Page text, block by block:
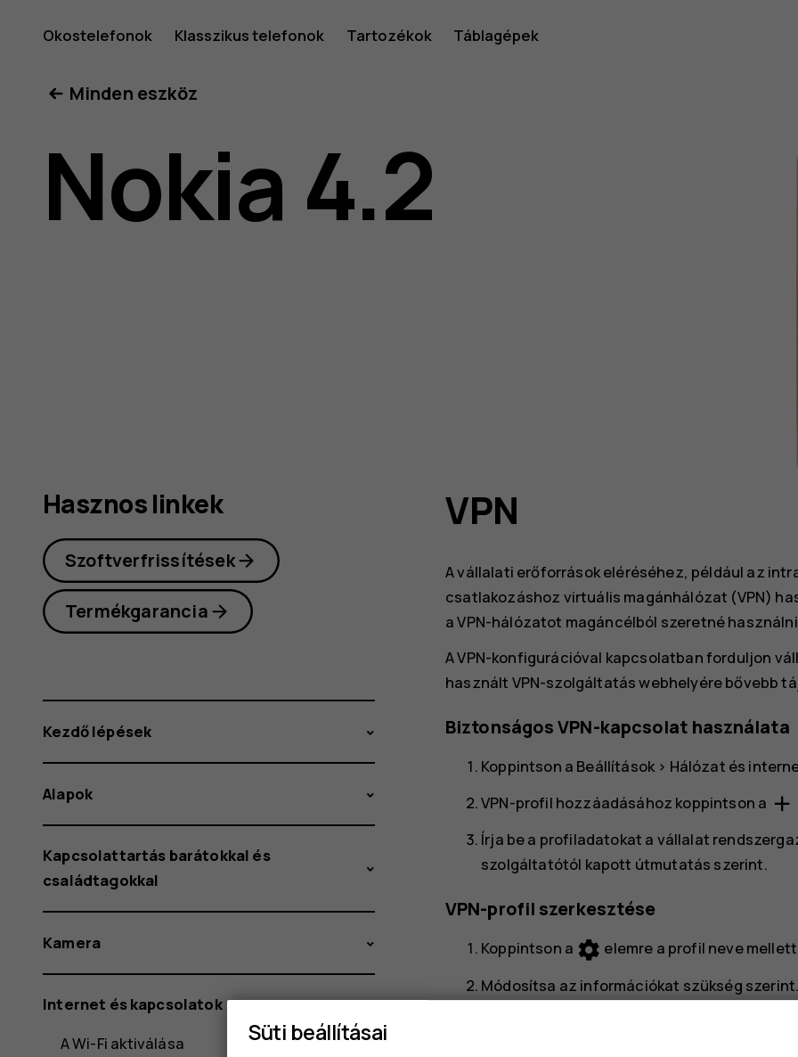
Nokia
4.2
felhasználói
Okostelefonok Klasszikus telefonok Tartozékok Táblagépek
Minden eszköz
Nokia 4.2
VPN
A vállalati erőforrások eléréséhez, például az
csatlakozáshoz virtuális magánhálózat (VPN)
a VPN-hálózatot magáncélból szeretné
A VPN-konfigurációval kapcsolatban forduljon
használt VPN-szolgáltatás webhelyére bővebb
Biztonságos VPN-kapcsolat használata
Koppintson a Beállítások> Hálózat és
VPN-profil hozzáadásához koppintson a add
Írja be a profiladatokat a vállalat
szolgáltatótól kapott útmutatás szerint.
VPN-profil szerkesztése
Koppintson a settings elemre a profil neve
Módosítsa az információkat szükség szerint.
Hasznos linkek
Szoftverfrissítések
Termékgarancia
Kezdő lépések
Alapok
Kapcsolattartás barátokkal és
családtagokkal
Kamera
Internet és kapcsolatok
A Wi-Fi aktiválása
Süti beállításai